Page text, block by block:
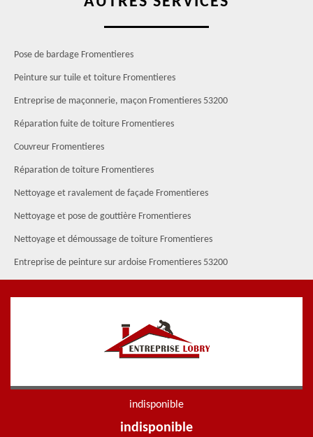
Pose de bardage Fromentieres
Peinture sur tuile et toiture Fromentieres
Entreprise de maçonnerie, maçon Fromentieres 53200
Réparation fuite de toiture Fromentieres
Couvreur Fromentieres
Réparation de toiture Fromentieres
Nettoyage et ravalement de façade Fromentieres
Nettoyage et pose de gouttière Fromentieres
Nettoyage et démoussage de toiture Fromentieres
Entreprise de peinture sur ardoise Fromentieres 53200
indisponible
indisponible